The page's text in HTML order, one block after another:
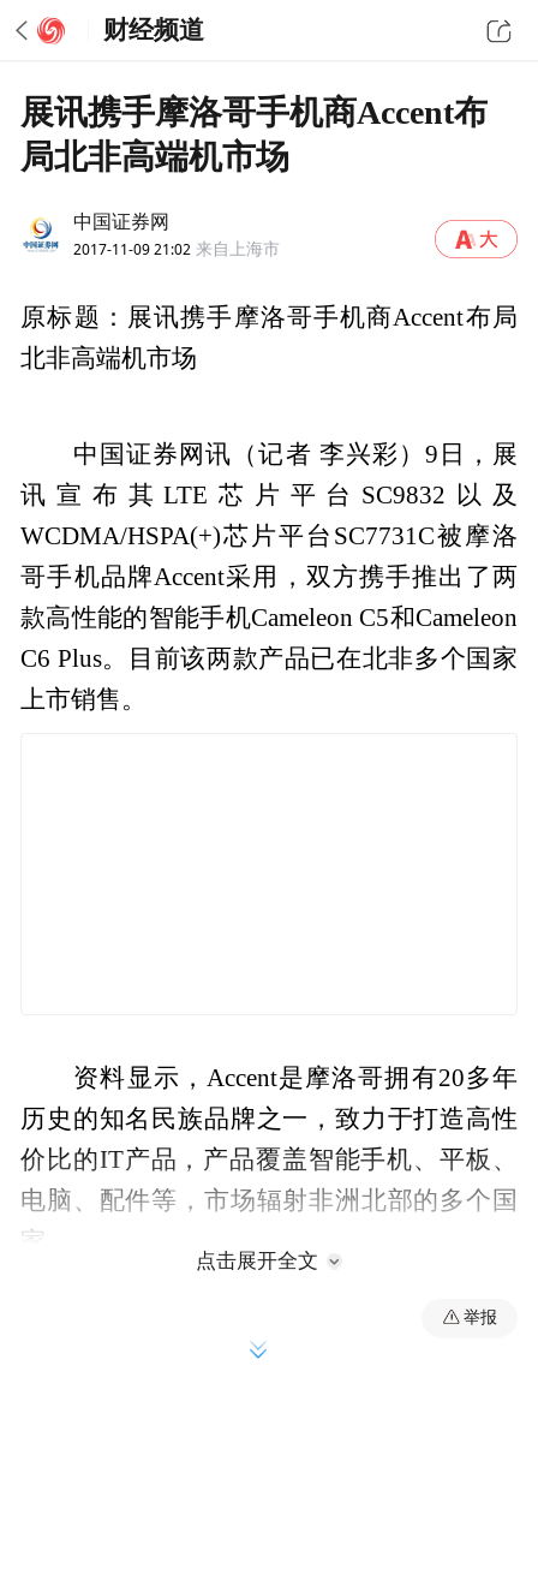
财经频道
展讯携手摩洛哥手机商Accent布
局北非高端机市场
中国证券网
2017-11-09 21:02 来自上海市
原标题：展讯携手摩洛哥手机商Accent布局
北非高端机市场
中国证券网讯（记者 李兴彩）9日，展
讯宣布其LTE芯片平台SC9832以及
WCDMA/HSPA(+)芯片平台SC7731C被摩洛
哥手机品牌Accent采用，双方携手推出了两
款高性能的智能手机Cameleon C5和Cameleon
C6 Plus。目前该两款产品已在北非多个国家
上市销售。
资料显示，Accent是摩洛哥拥有20多年
历史的知名民族品牌之一，致力于打造高性
价比的IT产品，产品覆盖智能手机、平板、
电脑、配件等，市场辐射非洲北部的多个国
家。
展讯介绍，本次推出的Accent智能手机
点击展开全文
举报